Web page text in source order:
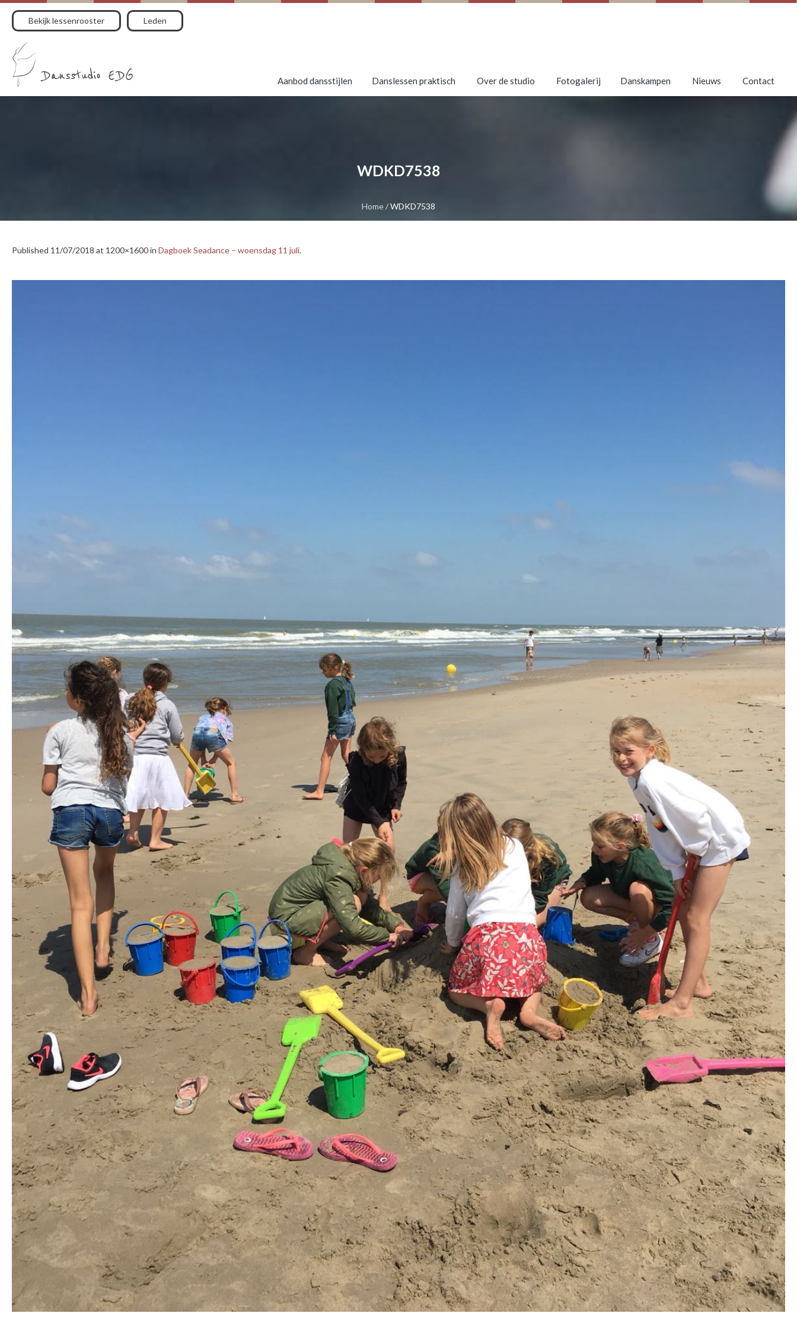
Bekijk lessenrooster Leden
Aanbod dansstijlen Danslessen praktisch Over de studio Fotogalerij Danskampen Nieuws Contact
WDKD7538
Home/WDKD7538
Published 11/07/2018 at 1200×1600 in Dagboek Seadance – woensdag 11 juli.